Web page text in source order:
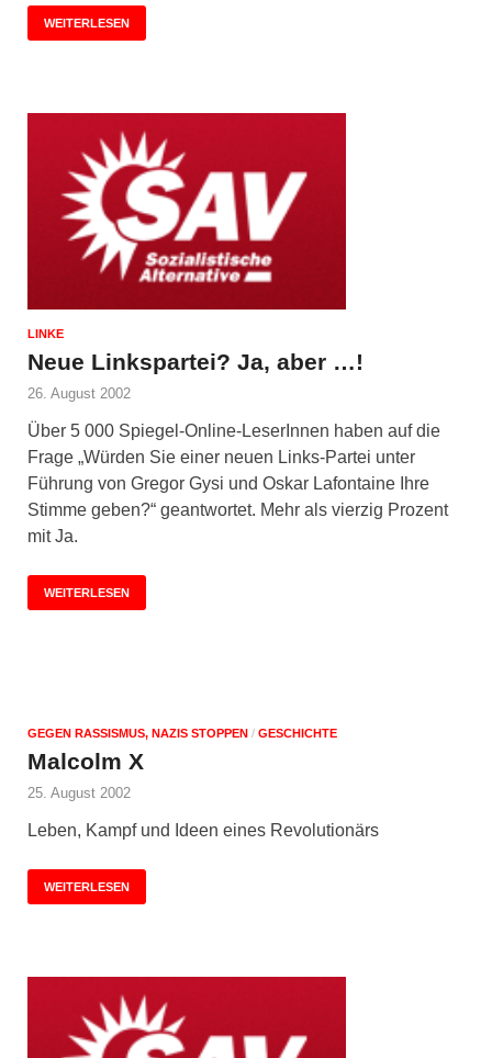
WEITERLESEN
LINKE
Neue Linkspartei? Ja, aber …!
26. August 2002
Über 5 000 Spiegel-Online-LeserInnen haben auf die
Frage „Würden Sie einer neuen Links-Partei unter
Führung von Gregor Gysi und Oskar Lafontaine Ihre
Stimme geben?“ geantwortet. Mehr als vierzig Prozent
mit Ja.
WEITERLESEN
GEGEN RASSISMUS, NAZIS STOPPEN / GESCHICHTE
Malcolm X
25. August 2002
Leben, Kampf und Ideen eines Revolutionärs
WEITERLESEN